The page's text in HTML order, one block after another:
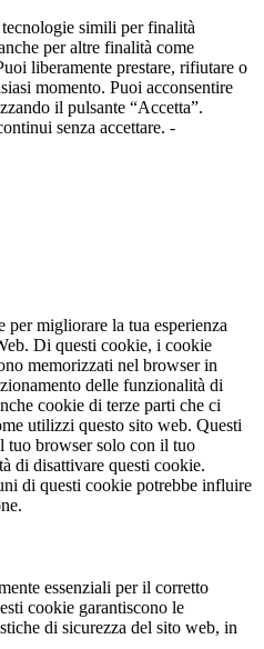
simili per finalità
per altre finalità come
liberamente prestare, rifiutare o
momento. Puoi acconsentire
il pulsante “Accetta”.
senza accettare. -
migliorare la tua esperienza
Di questi cookie, i cookie
memorizzati nel browser in
delle funzionalità di
cookie di terze parti che ci
utilizzi questo sito web. Questi
tuo browser solo con il tuo
di disattivare questi cookie.
di questi cookie potrebbe influire
essenziali per il corretto
cookie garantiscono le
di sicurezza del sito web, in